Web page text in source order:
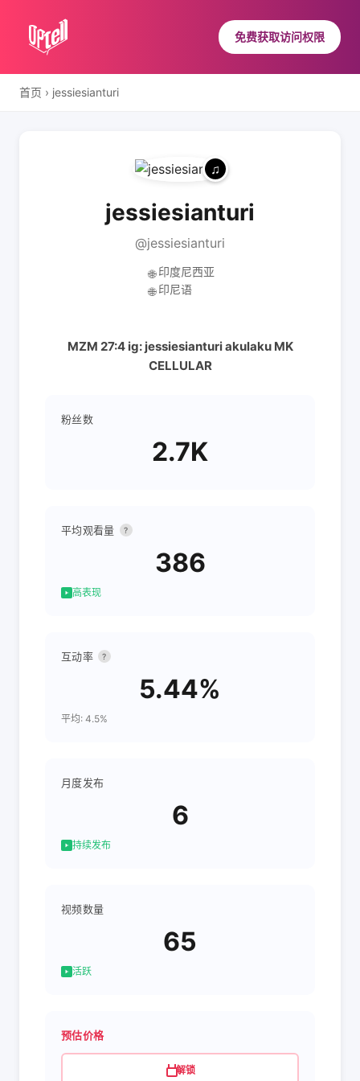
免费获取访问权限
首页 › jessiesianturi
jessiesianturi
@jessiesianturi
🌐 印度尼西亚
🌐 印尼语
MZM 27:4 ig: jessiesianturi akulaku MK
CELLULAR
粉丝数
2.7K
平均观看量 ?
386
高表现
互动率 ?
5.44%
平均: 4.5%
月度发布
6
持续发布
视频数量
65
活跃
预估价格
解锁